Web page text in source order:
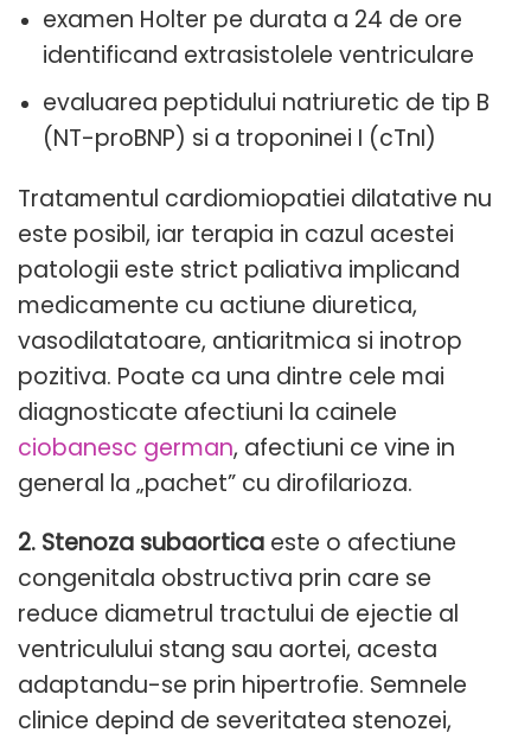
examen Holter pe durata a 24 de ore
identificand extrasistolele ventriculare
evaluarea peptidului natriuretic de tip B
(NT-proBNP) si a troponinei I (cTnI)
Tratamentul cardiomiopatiei dilatative nu
este posibil, iar terapia in cazul acestei
patologii este strict paliativa implicand
medicamente cu actiune diuretica,
vasodilatatoare, antiaritmica si inotrop
pozitiva. Poate ca una dintre cele mai
diagnosticate afectiuni la cainele
ciobanesc german, afectiuni ce vine in
general la „pachet” cu dirofilarioza.
2. Stenoza subaortica este o afectiune
congenitala obstructiva prin care se
reduce diametrul tractului de ejectie al
ventriculului stang sau aortei, acesta
adaptandu-se prin hipertrofie. Semnele
clinice depind de severitatea stenozei,